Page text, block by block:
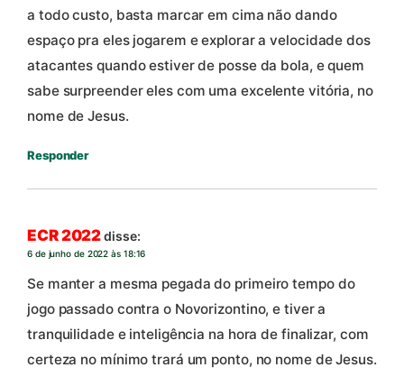
a todo custo, basta marcar em cima não dando
espaço pra eles jogarem e explorar a velocidade dos
atacantes quando estiver de posse da bola, e quem
sabe surpreender eles com uma excelente vitória, no
nome de Jesus.
Responder
ECR 2022disse:
6 de junho de 2022 às 18:16
Se manter a mesma pegada do primeiro tempo do
jogo passado contra o Novorizontino, e tiver a
tranquilidade e inteligência na hora de finalizar, com
certeza no mínimo trará um ponto, no nome de Jesus.